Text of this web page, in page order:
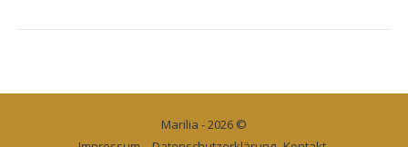
Marilia - 2026 ©